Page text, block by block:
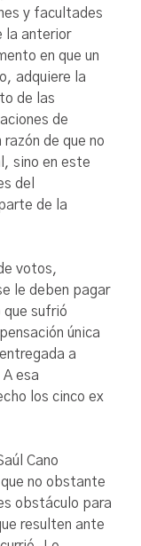
y facultades
la anterior
en que un
adquiere la
de las
de
de que no
sino en este
del
de la
votos,
le deben pagar
que sufrió
única
a
esa
los cinco ex
Cano
no obstante
obstáculo para
resulten ante